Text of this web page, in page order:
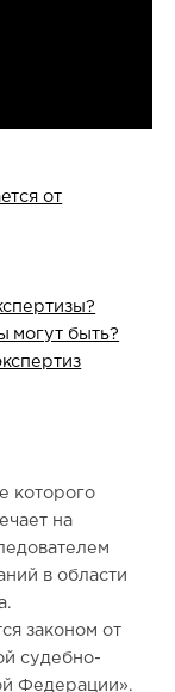
от
могут быть?
которого
на
в области
законом от
судебно-
Федерации».